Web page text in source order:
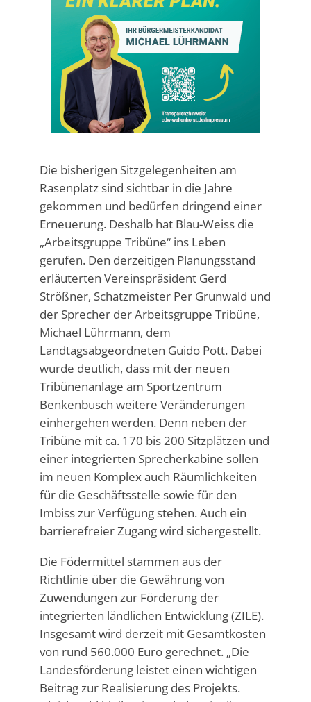
Die bisherigen Sitzgelegenheiten am
Rasenplatz sind sichtbar in die Jahre
gekommen und bedürfen dringend einer
Erneuerung. Deshalb hat Blau-Weiss die
„Arbeitsgruppe Tribüne“ ins Leben
gerufen. Den derzeitigen Planungsstand
erläuterten Vereinspräsident Gerd
Strößner, Schatzmeister Per Grunwald und
der Sprecher der Arbeitsgruppe Tribüne,
Michael Lührmann, dem
Landtagsabgeordneten Guido Pott. Dabei
wurde deutlich, dass mit der neuen
Tribünenanlage am Sportzentrum
Benkenbusch weitere Veränderungen
einhergehen werden. Denn neben der
Tribüne mit ca. 170 bis 200 Sitzplätzen und
einer integrierten Sprecherkabine sollen
im neuen Komplex auch Räumlichkeiten
für die Geschäftsstelle sowie für den
Imbiss zur Verfügung stehen. Auch ein
barrierefreier Zugang wird sichergestellt.
Die Födermittel stammen aus der
Richtlinie über die Gewährung von
Zuwendungen zur Förderung der
integrierten ländlichen Entwicklung (ZILE).
Insgesamt wird derzeit mit Gesamtkosten
von rund 560.000 Euro gerechnet. „Die
Landesförderung leistet einen wichtigen
Beitrag zur Realisierung des Projekts.